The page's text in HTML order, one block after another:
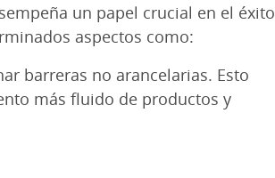
un papel crucial en el éxito
aspectos como:
barreras no arancelarias. Esto
más fluido de productos y